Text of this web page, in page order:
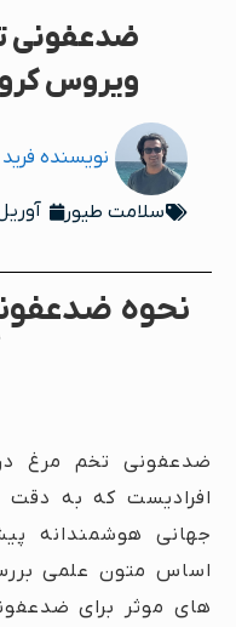
ضدعفونی
ویروس
نویسنده
سلامت طیور آوریل 24,
نحوه
ضدعفونی تخم مرغ در
افرادیست که به دقت
جهانی هوشمندانه
اساس متون علمی
های موثر برای